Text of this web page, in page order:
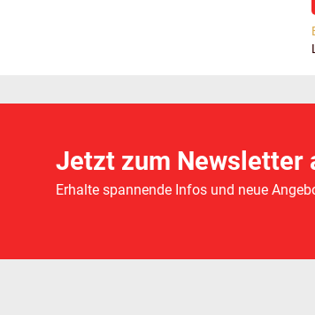
Jetzt zum Newsletter
Erhalte spannende Infos und neue